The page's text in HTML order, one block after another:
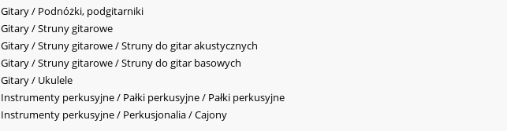
Gitary / Podnóżki, podgitarniki
Gitary / Struny gitarowe
Gitary / Struny gitarowe / Struny do gitar akustycznych
Gitary / Struny gitarowe / Struny do gitar basowych
Gitary / Ukulele
Instrumenty perkusyjne / Pałki perkusyjne / Pałki perkusyjne
Instrumenty perkusyjne / Perkusjonalia / Cajony